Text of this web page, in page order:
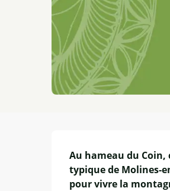
Au hameau du Coin,
typique de Molines-
pour vivre la